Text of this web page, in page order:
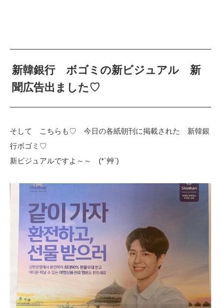
新韓銀行 ボゴミの新ビジュアル 新
聞広告出ました♡
そして こちらも♡ 今日の各紙朝刊に掲載された 新韓銀
行ボゴミ♡
新ビジュアルですよ～～ (*´艸`)